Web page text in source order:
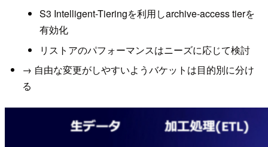
S3 Intelligent-Tieringを利用しarchive-access tierを
有効化
リストアのパフォーマンスはニーズに応じて検討
→ 自由な変更がしやすいようバケットは目的別に分け
る